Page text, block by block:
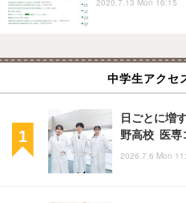
2020.7.13 Mon 16:15
中学生アクセ
日ごとに増
野高校 医専
2026.7.6 Mon